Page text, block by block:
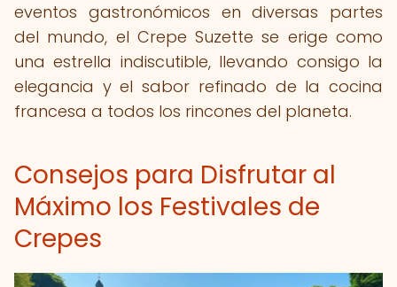
eventos gastronómicos en diversas partes
del mundo, el Crepe Suzette se erige como
una estrella indiscutible, llevando consigo la
elegancia y el sabor refinado de la cocina
francesa a todos los rincones del planeta.
Consejos para Disfrutar al
Máximo los Festivales de
Crepes